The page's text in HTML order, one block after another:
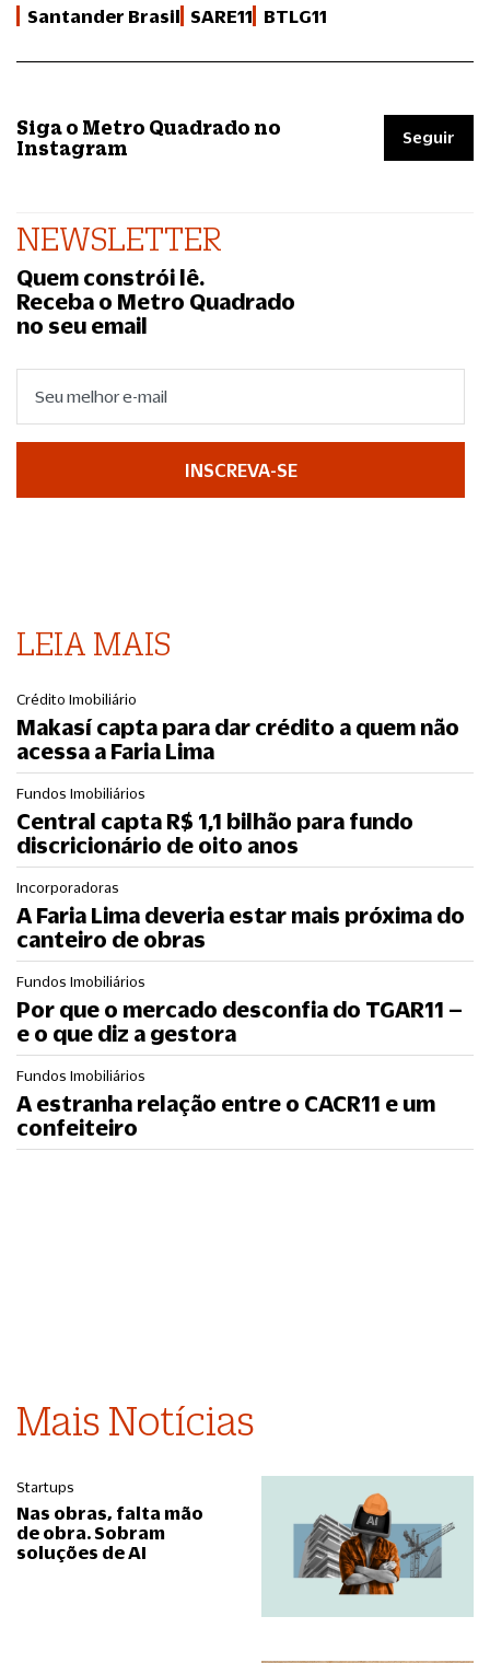
Santander Brasil SARE11 BTLG11
Siga o Metro Quadrado no
Instagram
Seguir
NEWSLETTER
Quem constrói lê.
Receba o Metro Quadrado
no seu email
INSCREVA-SE
LEIA MAIS
Crédito Imobiliário
Makasí capta para dar crédito a quem não
acessa a Faria Lima
Fundos Imobiliários
Central capta R$ 1,1 bilhão para fundo
discricionário de oito anos
Incorporadoras
A Faria Lima deveria estar mais próxima do
canteiro de obras
Fundos Imobiliários
Por que o mercado desconfia do TGAR11 –
e o que diz a gestora
Fundos Imobiliários
A estranha relação entre o CACR11 e um
confeiteiro
Mais Notícias
Startups
Nas obras, falta mão
de obra. Sobram
soluções de AI